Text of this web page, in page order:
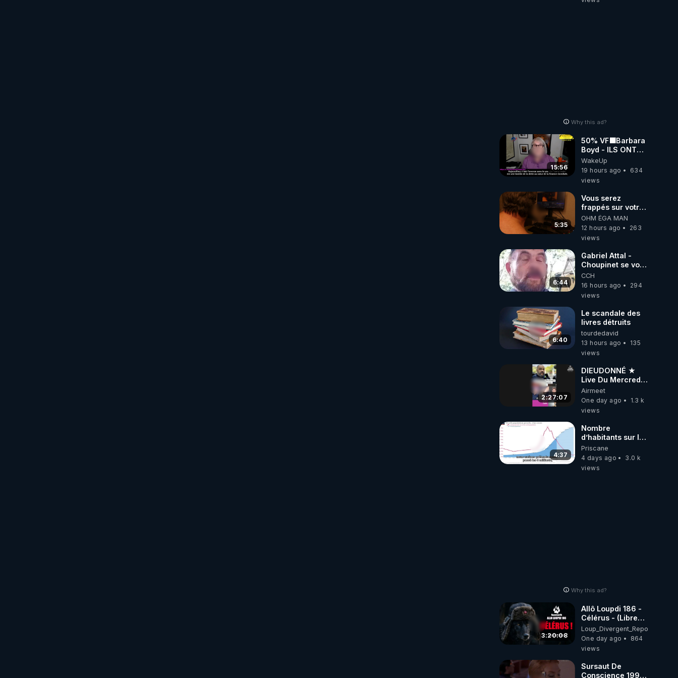
Why this ad?
15:56
50% VF🟩Barbara
Boyd - ILS ONT
MENTI SUR TOUT
-Jocelyne
Traduction
WakeUp
19 hours ago
634
views
5:35
Vous serez
frappés sur votre
sol européens par
la faute des
dirigeants qui
le nez
OHM ÉGA MAN
12 hours ago
263
views
6:44
Gabriel Attal -
Choupinet se voit
en haut de
l'affiche
CCH
16 hours ago
294
views
6:40
Le scandale des
livres détruits
tourdedavid
13 hours ago
135
views
2:27:07
DIEUDONNÉ ★
Live Du Mercredi
5 Août 2026
Airmeet
One day ago
1.3 k
views
4:37
Nombre
d’habitants sur la
planète Terre…
Priscane
4 days ago
3.0 k
views
Why this ad?
3:20:08
Allô Loupdi 186 -
Célérus - (Libre
Antenne) - Loup
Divergent
2026.08.06
Loup_Divergent_Reposts
One day ago
864
views
Sursaut De
Conscience 1998